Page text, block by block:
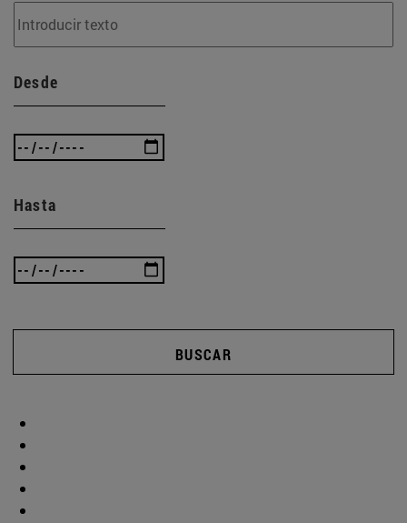
Desde
Hasta
BUSCAR